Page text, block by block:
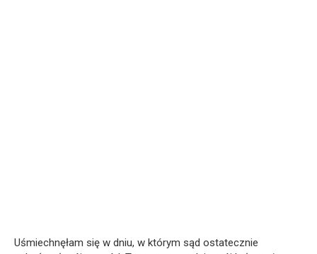
Uśmiechnęłam się w dniu, w którym sąd ostatecznie